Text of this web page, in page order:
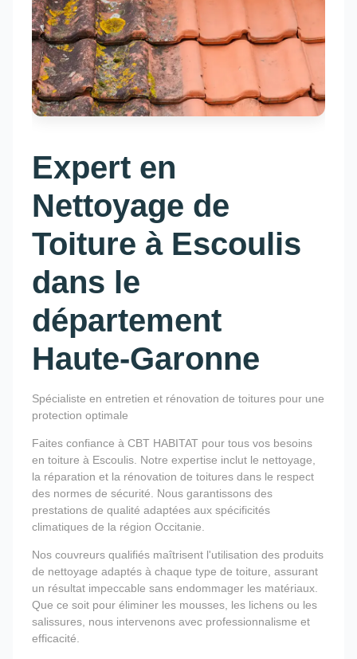
Expert en
Nettoyage de
Toiture à Escoulis
dans le
département
Haute-Garonne
Spécialiste en entretien et rénovation de toitures pour une
protection optimale
Faites confiance à CBT HABITAT pour tous vos besoins
en toiture à Escoulis. Notre expertise inclut le nettoyage,
la réparation et la rénovation de toitures dans le respect
des normes de sécurité. Nous garantissons des
prestations de qualité adaptées aux spécificités
climatiques de la région Occitanie.
Nos couvreurs qualifiés maîtrisent l'utilisation des produits
de nettoyage adaptés à chaque type de toiture, assurant
un résultat impeccable sans endommager les matériaux.
Que ce soit pour éliminer les mousses, les lichens ou les
salissures, nous intervenons avec professionnalisme et
efficacité.